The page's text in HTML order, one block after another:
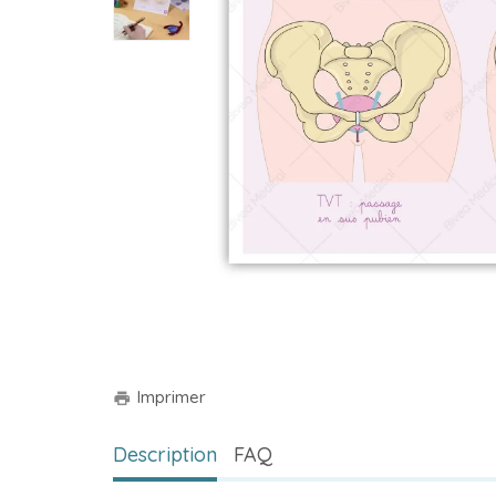
print Imprimer
Description FAQ